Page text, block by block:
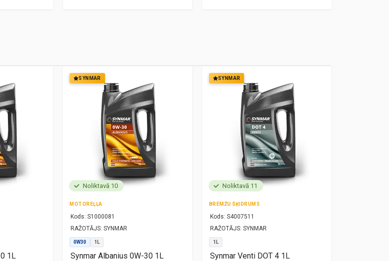
1L
SYNMAR
Noliktavā 10
MOTOREĻĻA
Kods: S1000081
RAŽOTĀJS: SYNMAR
0W30 1L
Synmar Albanius 0W-30 1L
SYNMAR
Noliktavā 11
BREMŽU ŠĶIDRUMS
Kods: S4007511
RAŽOTĀJS: SYNMAR
1L
Synmar Venti DOT 4 1L